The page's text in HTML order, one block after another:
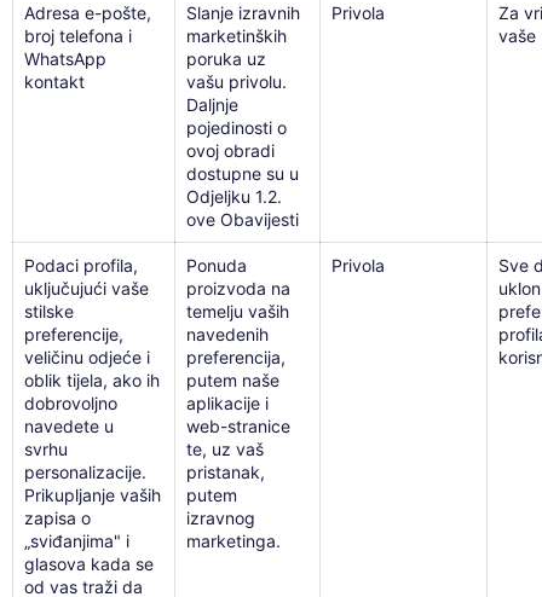
Adresa e-pošte,
broj telefona i
WhatsApp
kontakt
Slanje izravnih
marketinških
poruka uz
vašu privolu.
Daljnje
pojedinosti o
ovoj obradi
dostupne su u
Odjeljku 1.2.
ove Obavijesti
Privola
Za
vaše
Podaci profila,
uključujući vaše
stilske
preferencije,
veličinu odjeće i
oblik tijela, ako ih
dobrovoljno
navedete u
svrhu
personalizacije.
Prikupljanje vaših
zapisa o
„sviđanjima" i
glasova kada se
od vas traži da
Ponuda
proizvoda na
temelju vaših
navedenih
preferencija,
putem naše
aplikacije i
web-stranice
te, uz vaš
pristanak,
putem
izravnog
marketinga.
Privola
Sve